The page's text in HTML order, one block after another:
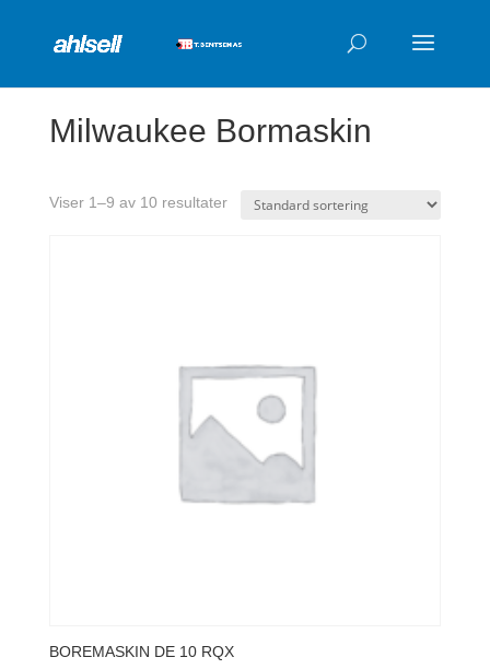
Milwaukee Bormaskin
Viser 1–9 av 10 resultater
BOREMASKIN DE 10 RQX